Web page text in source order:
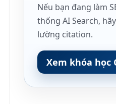
Nếu bạn đang làm
thống AI Search,
lường citation.
Xem khóa học